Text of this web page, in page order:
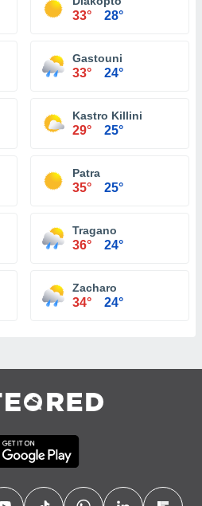
33° 28°
Gastouni
33° 24°
Kastro Killini
29° 25°
Patra
35° 25°
Tragano
36° 24°
Zacharo
34° 24°